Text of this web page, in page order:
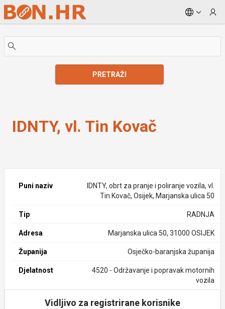
Skip to Main Content
PRETRAŽI
IDNTY, vl. Tin Kovač
Puni naziv
IDNTY, obrt za pranje i poliranje vozila, vl.
Tin Kovač, Osijek, Marjanska ulica 50
Tip RADNJA
Adresa Marjanska ulica 50, 31000 OSIJEK
Županija Osječko-baranjska županija
Djelatnost
4520 - Održavanje i popravak motornih
vozila
Vidljivo za registrirane korisnike